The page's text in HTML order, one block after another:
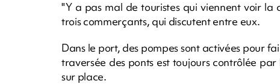
"Y a pas mal de touristes qui viennent voir la
trois commerçants, qui discutent entre eux.
Dans le port, des pompes sont activées pour
traversée des ponts est toujours contrôlée
sur place.